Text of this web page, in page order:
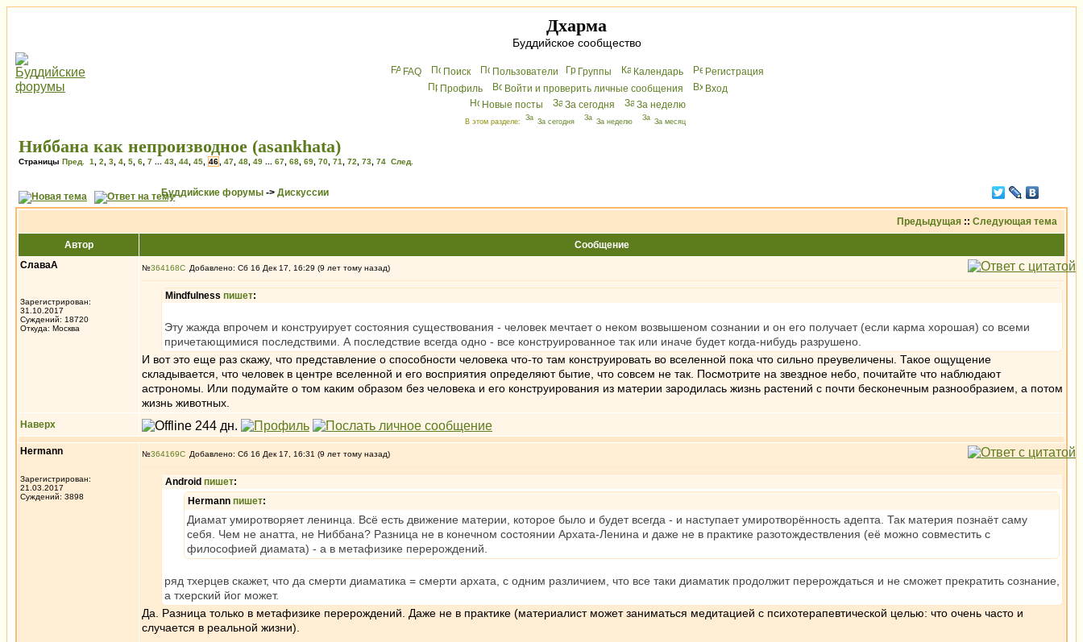
Дхарма
Буддийское сообщество
FAQ Поиск Пользователи Группы Календарь
Peгиcтрaция
Профиль
Войти и проверить личные сообщения
Вхoд
Новые посты
За сегодня За неделю
В этом разделе: За сегодня За неделю За месяц
Ниббана как непроизводное (asankhata)
Страницы Пред. 1 2 3 4 5 6 7 43 44 45 46 47 48 49 67 68 69 70 71 72 73 74 След.
Буддийские форумы -> Дискуссии
Предыдущая :: Следующая тема
Автор
Сообщение
СлаваА
Зарегистрирован:
31.10.2017
Суждений: 18720
Откуда: Москва
№364168 Добавлено: Сб 16 Дек 17, 16:29 (9 лет тому назад)
Mindfulness пишет:
Эту жажда впрочем и конструирует состояния существования - человек мечтает о неком возвышеном сознании и он его получает (если карма хорошая) со всеми
причетающимися последствими. А последствие всегда одно - все конструированное так или иначе будет когда-нибудь разрушено.
И вот это еще раз скажу, что представление о способности человека что-то там конструировать во вселенной пока что сильно преувеличены. Такое ощущение
складывается, что человек в центре вселенной и его восприятия определяют бытие, что совсем не так. Посмотрите на звездное небо, почитайте что наблюдают
астрономы. Или подумайте о том каким образом без человека и его конструирования из материи зародилась жизнь растений с почти бесконечным разнообразием, а потом
жизнь животных.
Наверх
Hermann
Зарегистрирован:
21.03.2017
Суждений: 3898
№364169 Добавлено: Сб 16 Дек 17, 16:31 (9 лет тому назад)
Android пишет:
Hermann пишет:
Диамат умиротворяет ленинца. Всё есть движение материи, которое было и будет всегда - и наступает умиротворённость адепта. Так материя познаёт саму
себя. Чем не анатта, не Ниббана? Разница не в конечном состоянии Архата-Ленина и даже не в практике разотождествления (её можно совместить с
философией диамата) - а в метафизике перерождений.
ряд тхерцев скажет, что да смерти диаматика = смерти архата, с одним различием, что все таки диаматик продолжит перерождаться и не сможет прекратить сознание,
а тхерский йог может.
Да. Разница только в метафизике перерождений. Даже не в практике (материалист может заниматься медитацией с психотерапевтической целью: что очень часто и
случается в реальной жизни).